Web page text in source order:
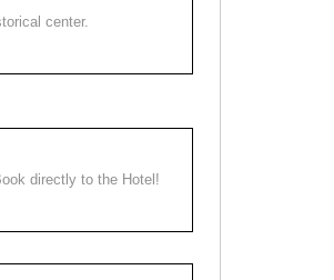
center.
directly to the Hotel!